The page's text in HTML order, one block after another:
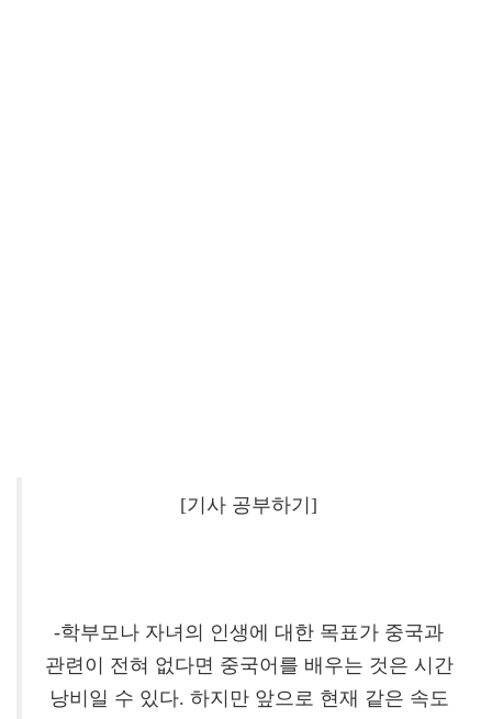
[기사 공부하기]
-학부모나 자녀의 인생에 대한 목표가 중국과
관련이 전혀 없다면 중국어를 배우는 것은 시간
낭비일 수 있다. 하지만 앞으로 현재 같은 속도